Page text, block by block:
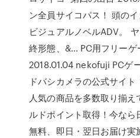
ン全員サイコパス！ 頭の
ビジュアルノベルADV。
終形態、&… PC用フリー
2018.01.04 nekofuji PCゲ
ドバシカメラの公式サイ
人気の商品を多数取り揃
ルドポイント取得！今な
無料、即日・翌日お届け